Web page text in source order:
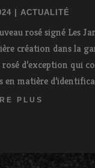
| ACTUALITÉ
rosé signé Les
création dans la
rosé d’exception qui
en matière
PLUS